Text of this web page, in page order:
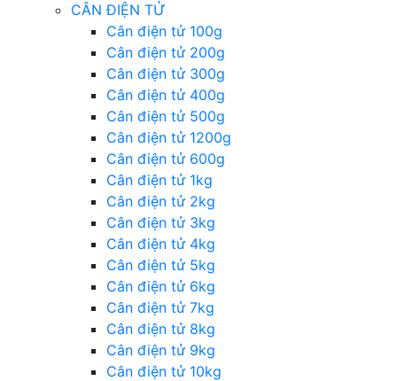
CÂN ĐIỆN TỬ
Cân điện tử 100g
Cân điện tử 200g
Cân điện tử 300g
Cân điện tử 400g
Cân điện tử 500g
Cân điện tử 1200g
Cân điện tử 600g
Cân điện tử 1kg
Cân điện tử 2kg
Cân điện tử 3kg
Cân điện tử 4kg
Cân điện tử 5kg
Cân điện tử 6kg
Cân điện tử 7kg
Cân điện tử 8kg
Cân điện tử 9kg
Cân điện tử 10kg